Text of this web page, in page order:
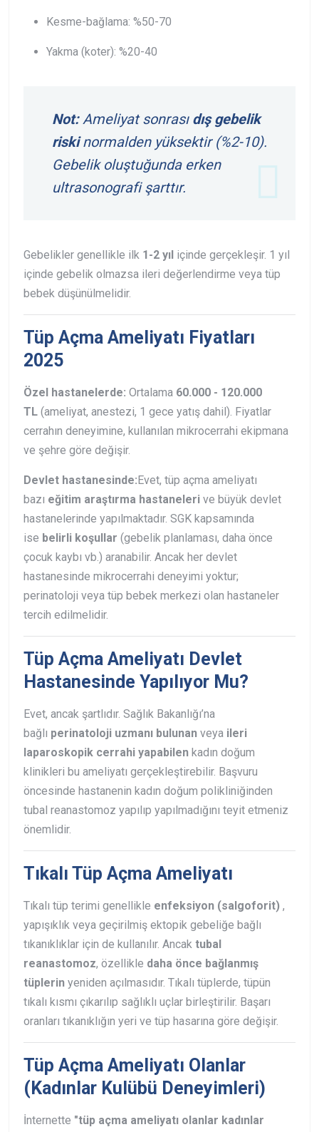
Kesme-bağlama: %50-70
Yakma (koter): %20-40
Not:Ameliyat sonrası dış gebelik
riskinormalden yüksektir (%2-10).
Gebelik oluştuğunda erken
ultrasonografi şarttır.
Gebelikler genellikle ilk 1-2 yıl içinde gerçekleşir. 1 yıl
içinde gebelik olmazsa ileri değerlendirme veya tüp
bebek düşünülmelidir.
Tüp Açma Ameliyatı Fiyatları
2025
Özel hastanelerde: Ortalama 60.000 - 120.000
TL (ameliyat, anestezi, 1 gece yatış dahil). Fiyatlar
cerrahın deneyimine, kullanılan mikrocerrahi ekipmana
ve şehre göre değişir.
Devlet hastanesinde: Evet, tüp açma ameliyatı
bazı eğitim araştırma hastaneleri ve büyük devlet
hastanelerinde yapılmaktadır. SGK kapsamında
ise belirli koşullar (gebelik planlaması, daha önce
çocuk kaybı vb.) aranabilir. Ancak her devlet
hastanesinde mikrocerrahi deneyimi yoktur;
perinatoloji veya tüp bebek merkezi olan hastaneler
tercih edilmelidir.
Tüp Açma Ameliyatı Devlet
Hastanesinde Yapılıyor Mu?
Evet, ancak şartlıdır. Sağlık Bakanlığı’na
bağlı perinatoloji uzmanı bulunan veya ileri
laparoskopik cerrahi yapabilen kadın doğum
klinikleri bu ameliyatı gerçekleştirebilir. Başvuru
öncesinde hastanenin kadın doğum polikliniğinden
tubal reanastomoz yapılıp yapılmadığını teyit etmeniz
önemlidir.
Tıkalı Tüp Açma Ameliyatı
Tıkalı tüp terimi genellikle enfeksiyon (salgoforit) ,
yapışıklık veya geçirilmiş ektopik gebeliğe bağlı
tıkanıklıklar için de kullanılır. Ancak tubal
reanastomoz, özellikle daha önce bağlanmış
tüplerin yeniden açılmasıdır. Tıkalı tüplerde, tüpün
tıkalı kısmı çıkarılıp sağlıklı uçlar birleştirilir. Başarı
oranları tıkanıklığın yeri ve tüp hasarına göre değişir.
Tüp Açma Ameliyatı Olanlar
(Kadınlar Kulübü Deneyimleri)
İnternette "tüp açma ameliyatı olanlar kadınlar